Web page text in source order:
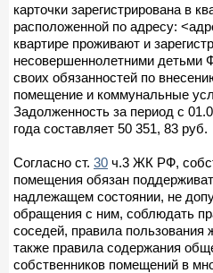
карточки зарегистрирована в
расположенной по адресу:
квартире проживают и
несовершеннолетними
своих обязанностей по
помещение и коммунальные
Задолженность за период с
года составляет 50 351, 83 руб.
Согласно ст. 30 ч.3 ЖК РФ,
помещения обязан
надлежащем состоянии, не
обращения с ним, соблюдать
соседей, правила
также правила содержания
собственников помещений в